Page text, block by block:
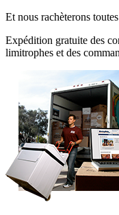
Et nous rachèterons
Expédition gratuite des
limitrophes et des